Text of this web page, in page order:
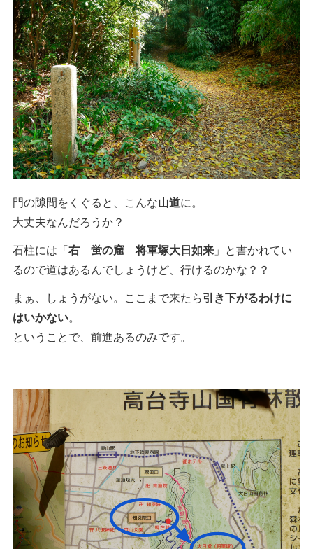
門の隙間をくぐると、こんな山道に。
大丈夫なんだろうか？
石柱には「右 蛍の窟 将軍塚大日如来 」と書かれてい
るので道はあるんでしょうけど、行けるのかな？？
まぁ、しょうがない。ここまで来たら引き下がるわけに
はいかない。
ということで、前進あるのみです。